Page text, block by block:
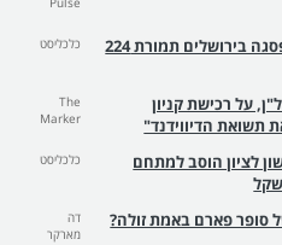
ב.יאיר מוכרת את קניון הפסגה בירושלים תמורת 224
כלכליסט
על רכישת קניון
תשואת הדיווידנד"
The
Marker
לציון הוסב למתחם
כלכליסט
פארם באמת זולה?
דה
מארקר